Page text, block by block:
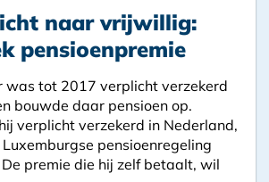
naar vrijwillig:
pensioenpremie
was tot 2017 verplicht verzekerd
bouwde daar pensioen op.
verplicht verzekerd in Nederland,
pensioenregeling
premie die hij zelf betaalt, wil